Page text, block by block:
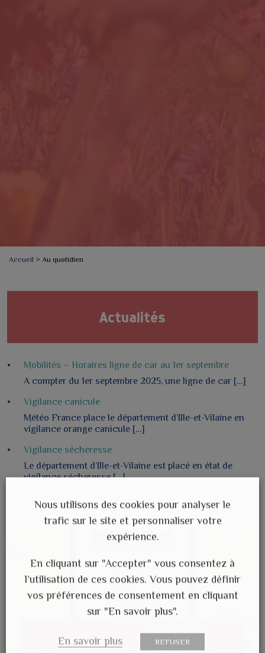
Accueil > Au quotidien
Actualités
Mobilités – Horaires ligne de car au 1er septembre
A compter du 1er septembre 2025, une ligne de car […]
Vigilance canicule
Météo France place le département d’Ille-et-Vilaine en
vigilance orange canicule […]
Vigilance sécheresse
Le département d’Ille-et-Vilaine est placé en état de
vigilance sécheresse […]
Nous utilisons des cookies pour analyser le
trafic sur le site et personnaliser votre
expérience.
En cliquant sur "Accepter" vous consentez à
l’utilisation de ces cookies. Vous pouvez définir
vos préférences de consentement en cliquant
sur "En savoir plus".
En savoir plus REFUSER